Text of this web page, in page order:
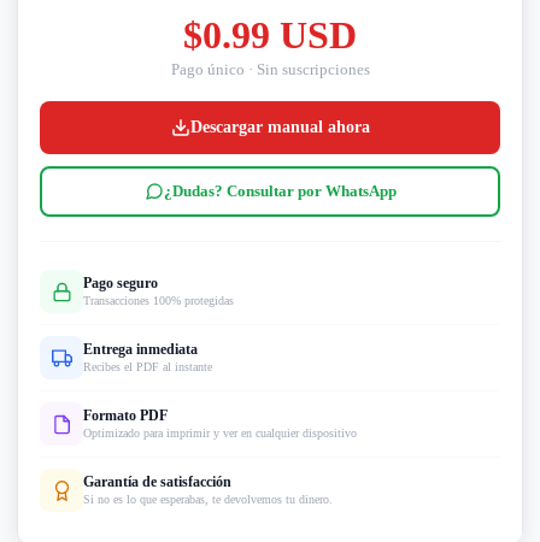
$0.99 USD
Pago único · Sin suscripciones
Descargar manual ahora
¿Dudas? Consultar por WhatsApp
Pago seguro
Transacciones 100% protegidas
Entrega inmediata
Recibes el PDF al instante
Formato PDF
Optimizado para imprimir y ver en cualquier dispositivo
Garantía de satisfacción
Si no es lo que esperabas, te devolvemos tu dinero.